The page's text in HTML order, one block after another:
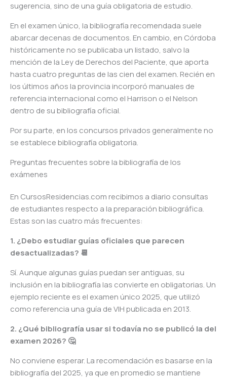
sugerencia, sino de una guía obligatoria de estudio.
En el examen único, la bibliografía recomendada suele
abarcar decenas de documentos. En cambio, en Córdoba
históricamente no se publicaba un listado, salvo la
mención de la Ley de Derechos del Paciente, que aporta
hasta cuatro preguntas de las cien del examen. Recién en
los últimos años la provincia incorporó manuales de
referencia internacional como el Harrison o el Nelson
dentro de su bibliografía oficial.
Por su parte, en los concursos privados generalmente no
se establece bibliografía obligatoria.
Preguntas frecuentes sobre la bibliografía de los
exámenes
En CursosResidencias.com recibimos a diario consultas
de estudiantes respecto a la preparación bibliográfica.
Estas son las cuatro más frecuentes:
1. ¿Debo estudiar guías oficiales que parecen
desactualizadas? 📆
Sí. Aunque algunas guías puedan ser antiguas, su
inclusión en la bibliografía las convierte en obligatorias. Un
ejemplo reciente es el examen único 2025, que utilizó
como referencia una guía de VIH publicada en 2013.
2. ¿Qué bibliografía usar si todavía no se publicó la del
examen 2026? 🤔
No conviene esperar. La recomendación es basarse en la
bibliografía del 2025, ya que en promedio se mantiene